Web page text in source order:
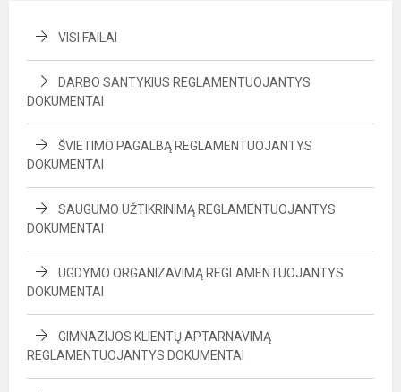
VISI FAILAI
DARBO SANTYKIUS REGLAMENTUOJANTYS
DOKUMENTAI
ŠVIETIMO PAGALBĄ REGLAMENTUOJANTYS
DOKUMENTAI
SAUGUMO UŽTIKRINIMĄ REGLAMENTUOJANTYS
DOKUMENTAI
UGDYMO ORGANIZAVIMĄ REGLAMENTUOJANTYS
DOKUMENTAI
GIMNAZIJOS KLIENTŲ APTARNAVIMĄ
REGLAMENTUOJANTYS DOKUMENTAI